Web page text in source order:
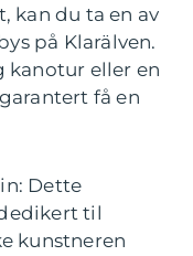
kan du ta en av
på Klarälven.
kanotur eller en
få en
Dette
til
kunstneren